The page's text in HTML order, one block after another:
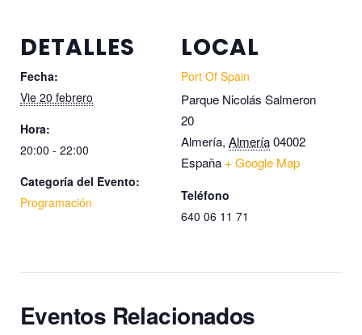
DETALLES
Fecha:
Vie 20 febrero
Hora:
20:00 - 22:00
Categoría del Evento:
Programación
LOCAL
Port Of Spain
Parque Nicolás Salmeron
20
Almería, Almería04002
España + Google Map
Teléfono
640 06 11 71
Eventos Relacionados